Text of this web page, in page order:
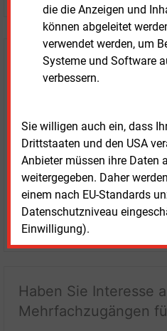
die die Anzeigen und
können abgeleitet
verwendet werden, um
Systeme und Software
verbessern.
Sie willigen auch ein, dass
Drittstaaten und den USA
Anbieter müssen ihre Daten
weitergegeben. Daher
einem nach EU-Standards
Datenschutzniveau
Einwilligung).
Login für Kunden
LOGIN
Haben Sie Interesse
Mehrfachzugängen